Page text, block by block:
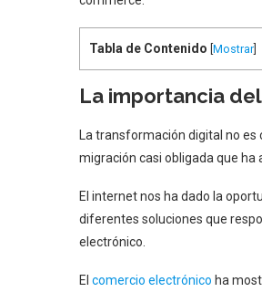
Tabla de Contenido Mostrar
La importancia
La transformación digital no
migración casi obligada que ha
El internet nos ha dado la
diferentes soluciones que
electrónico.
El comercio electrónico ha